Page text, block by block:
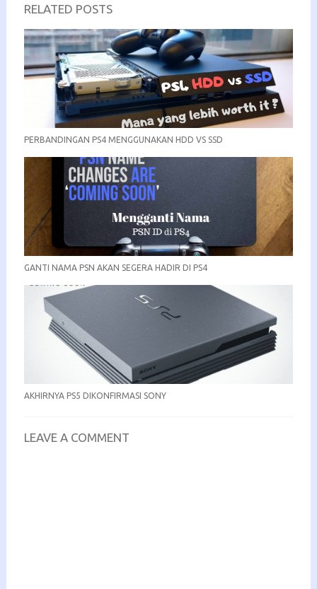
RELATED POSTS
PERBANDINGAN PS4 MENGGUNAKAN HDD VS SSD
GANTI NAMA PSN AKAN SEGERA HADIR DI PS4
AKHIRNYA PS5 DIKONFIRMASI SONY
LEAVE A COMMENT